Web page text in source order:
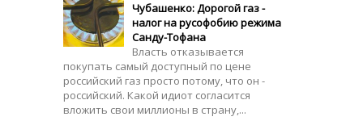
Чубашенко: Дорогой газ -
налог на русофобию режима
Санду-Тофана
Власть отказывается
покупать самый доступный по цене
российский газ просто потому, что он -
российский. Какой идиот согласится
вложить свои миллионы в страну,...